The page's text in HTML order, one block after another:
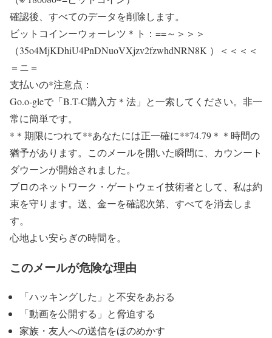
確認後、すべてのデータを削除します。
ビットコインーウォーレツ＊ト：==～＞＞＞
（35o4MjKDhiU4PnDNuoVXjzv2fzwhdNRN8K ）＜＜＜＜
＝ニ＝
支払いの*注意点：
Go.o-gleで「B.T-C購入方＊法」と一索してください。非一
常に簡単です。
*＊期限につれて**あなたには正一確に**74.79＊＊時間の
猶予があります。このメールを開いた瞬間に、カウンート
ダウーンが開始されました。
ブロのネットワーク・ゲートウェイ技術者として、私は約
束を守ります。送、金ーを確認次第、すべてを消去しま
す。
心地よい安らぎの時間を。
このメールが危険な理由
「ハッキングした」と不安をあおる
「動画を公開する」と脅迫する
家族・友人への送信をほのめかす